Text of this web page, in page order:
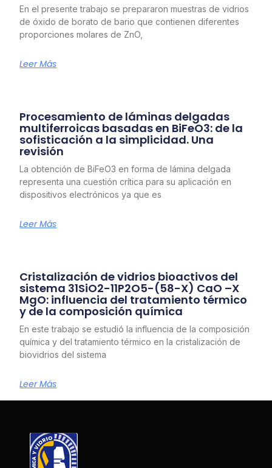
En el presente trabajo se prepararon muestras de vidrios
de óxido de borato de bario que contienen diferentes
proporciones molares de ZnO,
Leer Más
Procesamiento de láminas delgadas
multiferroicas basadas en BiFeO3: de la
sofisticación a la simplicidad. Una
revisión
La obtención de BiFeO3 en forma de lámina delgada
representa una cuestión crítica para su aplicación en
dispositivos electrónicos ya que es
Leer Más
Cristalización de vidrios bioactivos del
sistema 31SiO2-11P2O5-(58-X) CaO –X
MgO: influencia del tratamiento térmico
y de la composición química
En este trabajo se estudió la influencia de la composición
química y del tratamiento térmico en la cristalización de
biovidrios del sistema
Leer Más